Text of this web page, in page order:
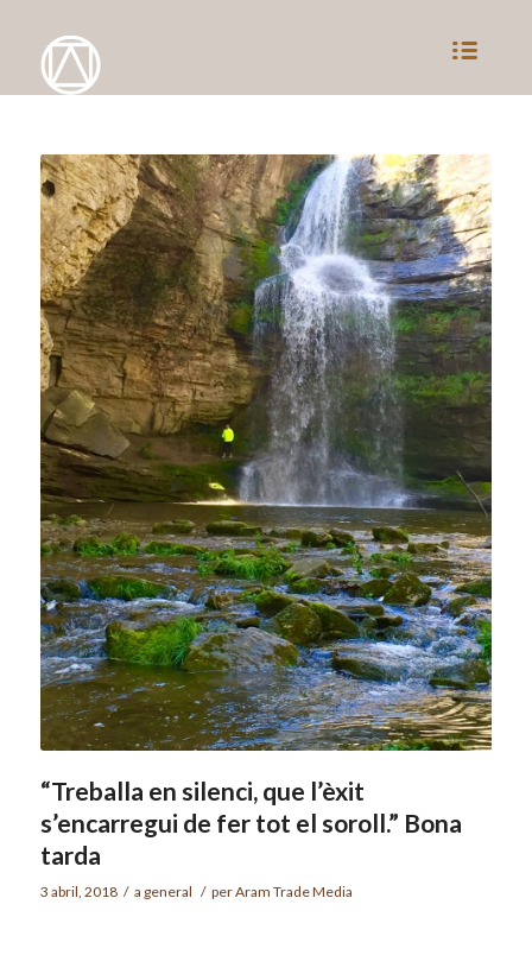
“Treballa en silenci, que l’èxit
s’encarregui de fer tot el soroll.” Bona
tarda
3 abril, 2018 / a general / perAram Trade Media